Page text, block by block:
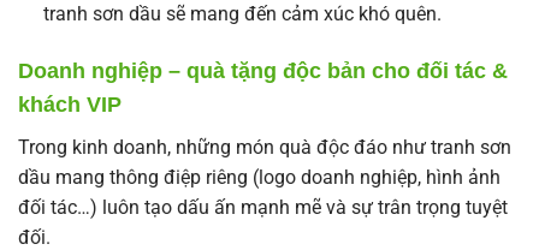
tranh sơn dầu sẽ mang đến cảm xúc khó quên.
Doanh nghiệp – quà tặng độc bản cho đối tác &
khách VIP
Trong kinh doanh, những món quà độc đáo như tranh sơn
dầu mang thông điệp riêng (logo doanh nghiệp, hình ảnh
đối tác…) luôn tạo dấu ấn mạnh mẽ và sự trân trọng tuyệt
đối.